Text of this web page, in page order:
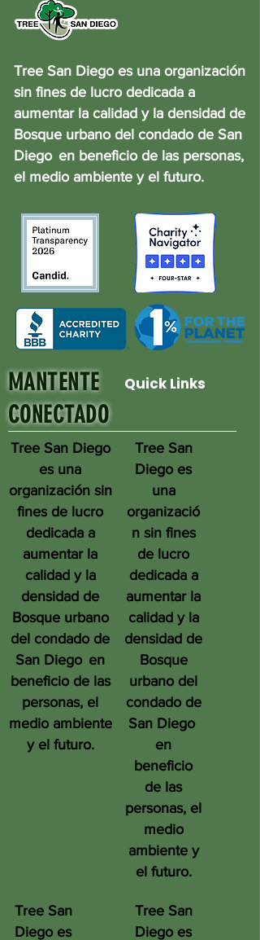
Tree San Diego es una organización
sin fines de lucro dedicada a
aumentar la calidad y la densidad de
Bosque urbano del condado de San
Diego en beneficio de las personas,
el medio ambiente y el futuro.
MANTENTE
CONECTADO
Quick Links
Tree San Diego
es una
organización sin
fines de lucro
dedicada a
aumentar la
calidad y la
densidad de
Bosque urbano
del condado de
San Diego en
beneficio de las
personas, el
medio ambiente
y el futuro.
Tree San
Diego es
Tree San
Diego es
una
organizació
n sin fines
de lucro
dedicada a
aumentar la
calidad y la
densidad de
Bosque
urbano del
condado de
San Diego
en
beneficio
de las
personas, el
medio
ambiente y
el futuro.
Tree San
Diego es